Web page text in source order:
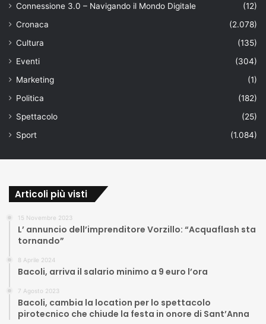
Connessione 3.0 – Navigando il Mondo Digitale
(12)
Cronaca
(2.078)
Cultura
(135)
Eventi
(304)
Marketing
(1)
Politica
(182)
Spettacolo
(25)
Sport
(1.084)
Articoli più visti
15 Novembre 2023
L’ annuncio dell’imprenditore Vorzillo: “Acquaflash sta
tornando”
8 Aprile 2024
Bacoli, arriva il salario minimo a 9 euro l’ora
7 Agosto 2023
Bacoli, cambia la location per lo spettacolo
pirotecnico che chiude la festa in onore di Sant’Anna